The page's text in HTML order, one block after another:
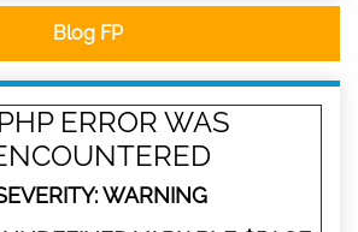
Blog FP
ERROR WAS
WARNING